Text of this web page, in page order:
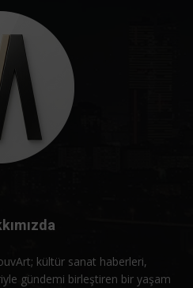
kültür sanat haberleri,
gündemi birleştiren bir yaşam